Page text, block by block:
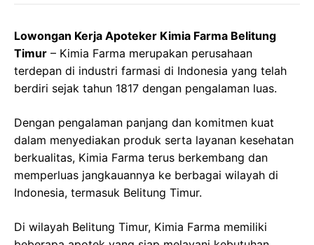
Lowongan Kerja Apoteker Kimia Farma Belitung
Timur – Kimia Farma merupakan perusahaan
terdepan di industri farmasi di Indonesia yang telah
berdiri sejak tahun 1817 dengan pengalaman luas.
Dengan pengalaman panjang dan komitmen kuat
dalam menyediakan produk serta layanan kesehatan
berkualitas, Kimia Farma terus berkembang dan
memperluas jangkauannya ke berbagai wilayah di
Indonesia, termasuk Belitung Timur.
Di wilayah Belitung Timur, Kimia Farma memiliki